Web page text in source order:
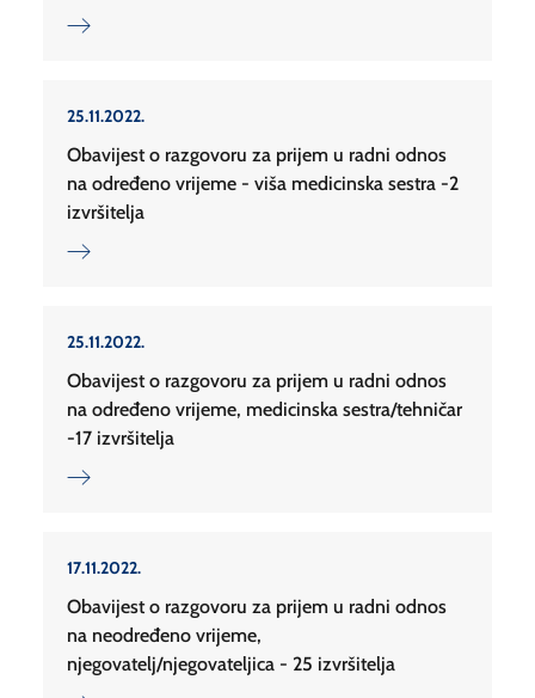
25.11.2022.
Obavijest o razgovoru za prijem u radni odnos
na određeno vrijeme - viša medicinska sestra -2
izvršitelja
25.11.2022.
Obavijest o razgovoru za prijem u radni odnos
na određeno vrijeme, medicinska sestra/tehničar
-17 izvršitelja
17.11.2022.
Obavijest o razgovoru za prijem u radni odnos
na neodređeno vrijeme,
njegovatelj/njegovateljica - 25 izvršitelja